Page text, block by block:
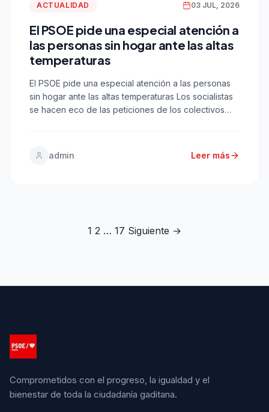
ACTUALIDAD 03 JUL, 2026
El PSOE pide una especial atención a
las personas sin hogar ante las altas
temperaturas
El PSOE pide una especial atención a las personas
sin hogar ante las altas temperaturas Los socialistas
se hacen eco de las peticiones de los colectivos
gobierno del Ayuntamiento la puesta en marcha […]
admin Leer más
Paginación
1 2 … 17 Siguiente →
Comprometidos con el progreso, la igualdad y el
bienestar de toda la ciudadanía gaditana.